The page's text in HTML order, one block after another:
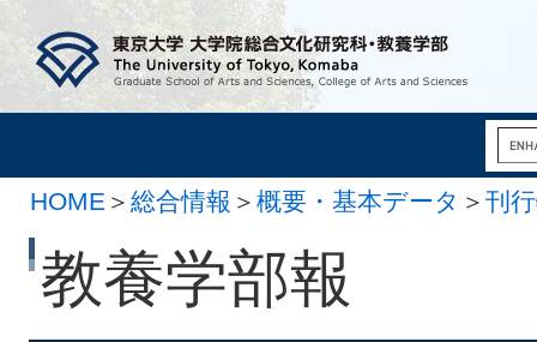
HOME ＞ 総合情報 ＞ 概要・基本データ ＞ 刊
月 5日）
教養学部報